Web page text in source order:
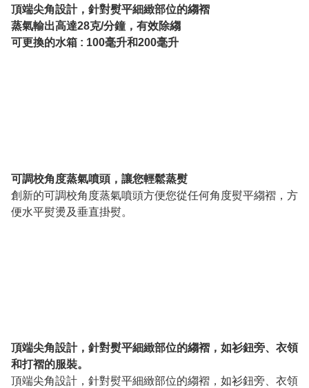
頂端尖角設計，針對熨平細緻部位的縐褶
蒸氣輸出高達28克/分鐘，有效除縐
可更換的水箱 : 100毫升和200毫升
可調校角度蒸氣噴頭，讓您輕鬆蒸熨
創新的可調校角度蒸氣噴頭方便您從任何角度熨平縐褶，方
便水平熨燙及垂直掛熨。
頂端尖角設計，針對熨平細緻部位的縐褶，如衫鈕旁、衣領
和打褶的服裝。
頂端尖角設計，針對熨平細緻部位的縐褶，如衫鈕旁、衣領